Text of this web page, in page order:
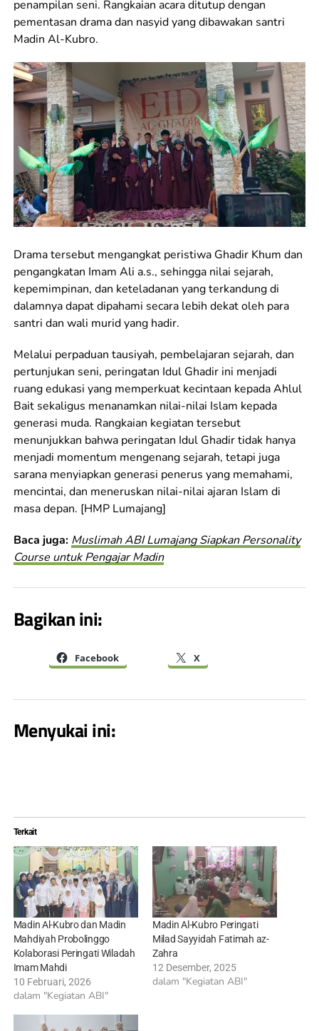
penampilan seni. Rangkaian acara ditutup dengan
pementasan drama dan nasyid yang dibawakan santri
Madin Al-Kubro.
Drama tersebut mengangkat peristiwa Ghadir Khum dan
pengangkatan Imam Ali a.s., sehingga nilai sejarah,
kepemimpinan, dan keteladanan yang terkandung di
dalamnya dapat dipahami secara lebih dekat oleh para
santri dan wali murid yang hadir.
Melalui perpaduan tausiyah, pembelajaran sejarah, dan
pertunjukan seni, peringatan Idul Ghadir ini menjadi
ruang edukasi yang memperkuat kecintaan kepada Ahlul
Bait sekaligus menanamkan nilai-nilai Islam kepada
generasi muda. Rangkaian kegiatan tersebut
menunjukkan bahwa peringatan Idul Ghadir tidak hanya
menjadi momentum mengenang sejarah, tetapi juga
sarana menyiapkan generasi penerus yang memahami,
mencintai, dan meneruskan nilai-nilai ajaran Islam di
masa depan. [HMP Lumajang]
Baca juga: Muslimah ABI Lumajang Siapkan Personality
Course untuk Pengajar Madin
Bagikan ini:
Facebook X
Menyukai ini:
Terkait
Madin Al-Kubro dan Madin
Mahdiyah Probolinggo
Kolaborasi Peringati Wiladah
Imam Mahdi
10 Februari, 2026
dalam "Kegiatan ABI"
Madin Al-Kubro Peringati
Milad Sayyidah Fatimah az-
Zahra
12 Desember, 2025
dalam "Kegiatan ABI"